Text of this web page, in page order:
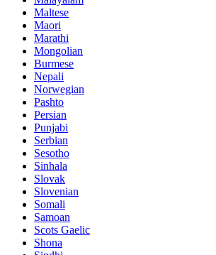
Maltese
Maori
Marathi
Mongolian
Burmese
Nepali
Norwegian
Pashto
Persian
Punjabi
Serbian
Sesotho
Sinhala
Slovak
Slovenian
Somali
Samoan
Scots Gaelic
Shona